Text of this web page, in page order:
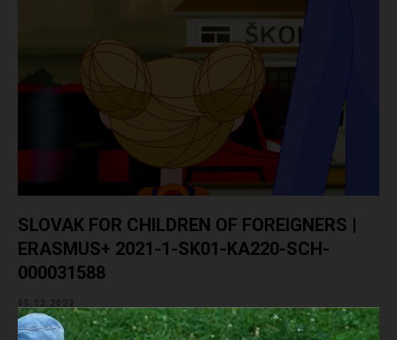
SLOVAK FOR CHILDREN OF FOREIGNERS |
ERASMUS+ 2021-1-SK01-KA220-SCH-
000031588